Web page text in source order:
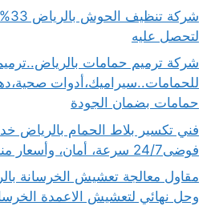
لتحصل عليه
شركة ترميم حمامات
للحمامات..سيراميك،أدوات
حمامات بضمان الجودة
فني تكسير بلاط الحمام بالرياض
فوضى24/7 سرعة، أمان، وأسعار مناسبة للجميع
وحل نهائي لتعشيش الاعمدة